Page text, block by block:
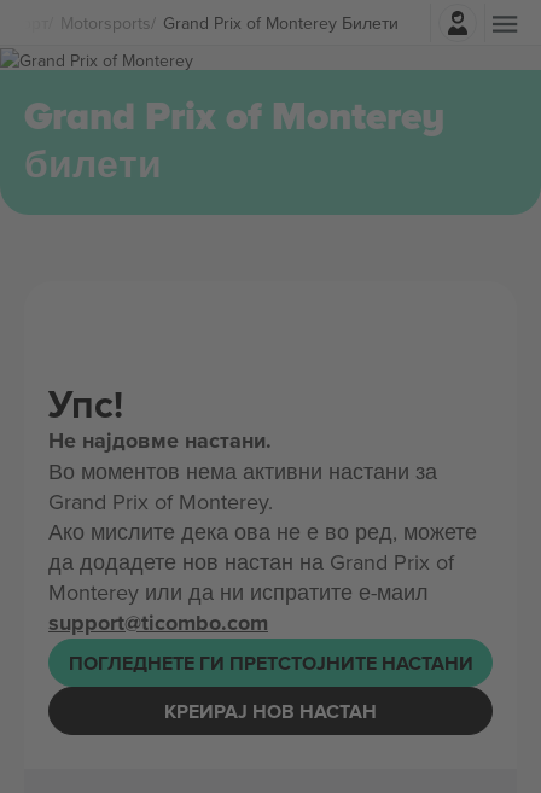
Motorsports Grand Prix of Monterey Билети
Најави се
Grand Prix of Monterey
билети
Упс!
Не најдовме настани.
Во моментов нема активни настани за
Grand Prix of Monterey.
Ако мислите дека ова не е во ред, можете
да додадете нов настан на Grand Prix of
Monterey или да ни испратите е-маил
support@ticombo.com
ПОГЛЕДНЕТЕ ГИ ПРЕТСТОЈНИТЕ НАСТАНИ
КРЕИРАЈ НОВ НАСТАН